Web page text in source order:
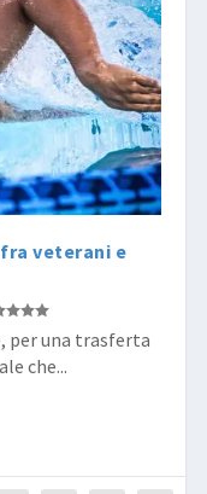
veterani e
per una trasferta
che...